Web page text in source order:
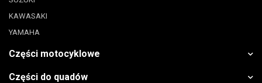
KAWASAKI
YAMAHA
Części motocyklowe
Części do quadów